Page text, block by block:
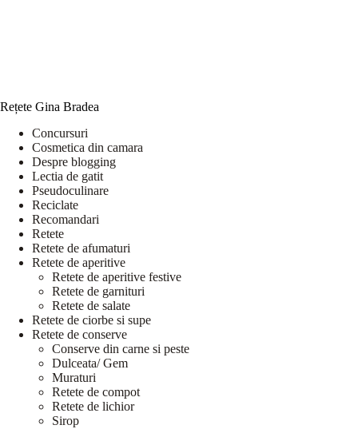
Rețete Gina Bradea
Concursuri
Cosmetica din camara
Despre blogging
Lectia de gatit
Pseudoculinare
Reciclate
Recomandari
Retete
Retete de afumaturi
Retete de aperitive
Retete de aperitive festive
Retete de garnituri
Retete de salate
Retete de ciorbe si supe
Retete de conserve
Conserve din carne si peste
Dulceata/ Gem
Muraturi
Retete de compot
Retete de lichior
Sirop